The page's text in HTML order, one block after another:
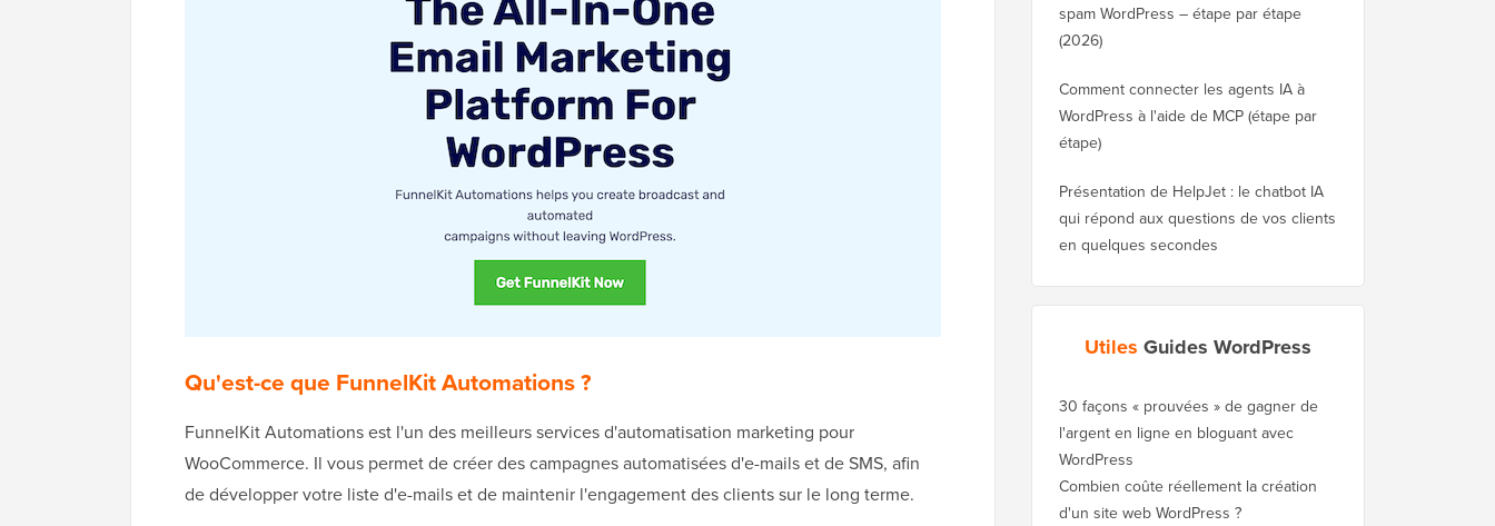
Qu'est-ce que FunnelKit Automations ?
FunnelKit Automations est l'un des meilleurs services d'automatisation marketing pour
WooCommerce. Il vous permet de créer des campagnes automatisées d'e-mails et de SMS, afin
de développer votre liste d'e-mails et de maintenir l'engagement des clients sur le long terme.
spam WordPress – étape par étape
(2026)
Comment connecter les agents IA à
WordPress à l'aide de MCP (étape par
étape)
Présentation de HelpJet : le chatbot IA
qui répond aux questions de vos clients
en quelques secondes
Utiles Guides WordPress
30 façons « prouvées » de gagner de
l'argent en ligne en bloguant avec
WordPress
Combien coûte réellement la création
d'un site web WordPress ?